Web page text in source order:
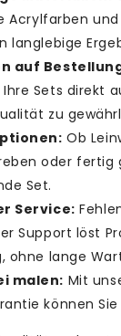
Acrylfarben
langlebige
auf
Sets direkt
zu
Ob
oder fertig
Set.
Service:
Support löst
ohne lange
malen: Mit
können